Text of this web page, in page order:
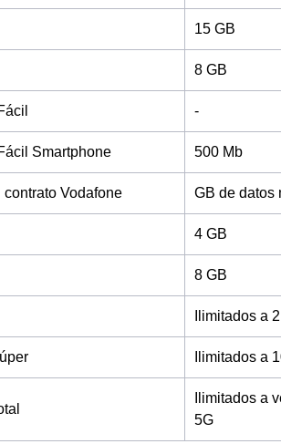
15 GB
8 GB
-
Smartphone 500 Mb
contrato Vodafone GB de datos
4 GB
8 GB
Ilimitados a
Ilimitados a
Ilimitados a
5G